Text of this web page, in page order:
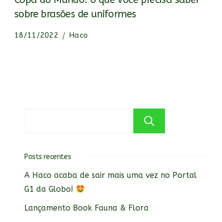
sobre brasões de uniformes
18/11/2022 Haco
Posts recentes
A Haco acaba de sair mais uma vez no Portal
G1 da Globo!
Lançamento Book Fauna & Flora